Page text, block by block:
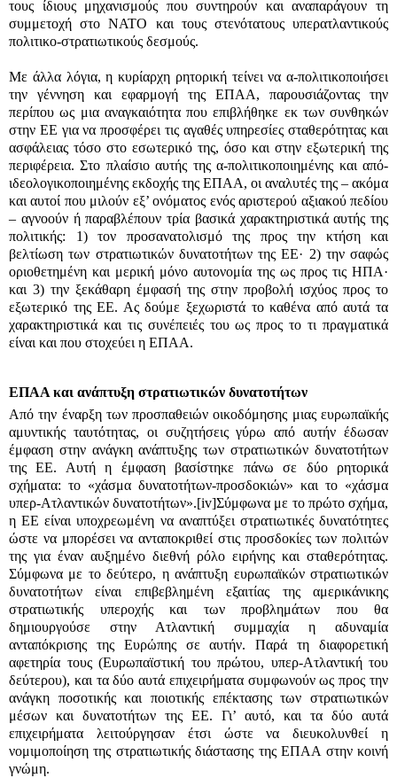
τους ίδιους μηχανισμούς που συντηρούν και αναπαράγουν τη
συμμετοχή στο ΝΑΤΟ και τους στενότατους υπερατλαντικούς
πολιτικο-στρατιωτικούς δεσμούς.
Με άλλα λόγια, η κυρίαρχη ρητορική τείνει να α-πολιτικοποιήσει
την γέννηση και εφαρμογή της ΕΠΑΑ, παρουσιάζοντας την
περίπου ως μια αναγκαιότητα που επιβλήθηκε εκ των συνθηκών
στην ΕΕ για να προσφέρει τις αγαθές υπηρεσίες σταθερότητας και
ασφάλειας τόσο στο εσωτερικό της, όσο και στην εξωτερική της
περιφέρεια. Στο πλαίσιο αυτής της α-πολιτικοποιημένης και από-
ιδεολογικοποιημένης εκδοχής της ΕΠΑΑ, οι αναλυτές της – ακόμα
και αυτοί που μιλούν εξ’ ονόματος ενός αριστερού αξιακού πεδίου
– αγνοούν ή παραβλέπουν τρία βασικά χαρακτηριστικά αυτής της
πολιτικής: 1) τον προσανατολισμό της προς την κτήση και
βελτίωση των στρατιωτικών δυνατοτήτων της ΕΕ· 2) την σαφώς
οριοθετημένη και μερική μόνο αυτονομία της ως προς τις ΗΠΑ·
και 3) την ξεκάθαρη έμφασή της στην προβολή ισχύος προς το
εξωτερικό της ΕΕ. Ας δούμε ξεχωριστά το καθένα από αυτά τα
χαρακτηριστικά και τις συνέπειές του ως προς το τι πραγματικά
είναι και που στοχεύει η ΕΠΑΑ.
ΕΠΑΑ και ανάπτυξη στρατιωτικών δυνατοτήτων
Από την έναρξη των προσπαθειών οικοδόμησης μιας ευρωπαϊκής
αμυντικής ταυτότητας, οι συζητήσεις γύρω από αυτήν έδωσαν
έμφαση στην ανάγκη ανάπτυξης των στρατιωτικών δυνατοτήτων
της ΕΕ. Αυτή η έμφαση βασίστηκε πάνω σε δύο ρητορικά
σχήματα: το «χάσμα δυνατοτήτων-προσδοκιών» και το «χάσμα
υπερ-Ατλαντικών δυνατοτήτων».[iv]Σύμφωνα με το πρώτο σχήμα,
η ΕΕ είναι υποχρεωμένη να αναπτύξει στρατιωτικές δυνατότητες
ώστε να μπορέσει να ανταποκριθεί στις προσδοκίες των πολιτών
της για έναν αυξημένο διεθνή ρόλο ειρήνης και σταθερότητας.
Σύμφωνα με το δεύτερο, η ανάπτυξη ευρωπαϊκών στρατιωτικών
δυνατοτήτων είναι επιβεβλημένη εξαιτίας της αμερικάνικης
στρατιωτικής υπεροχής και των προβλημάτων που θα
δημιουργούσε στην Ατλαντική συμμαχία η αδυναμία
ανταπόκρισης της Ευρώπης σε αυτήν. Παρά τη διαφορετική
αφετηρία τους (Ευρωπαϊστική του πρώτου, υπερ-Ατλαντική του
δεύτερου), και τα δύο αυτά επιχειρήματα συμφωνούν ως προς την
ανάγκη ποσοτικής και ποιοτικής επέκτασης των στρατιωτικών
μέσων και δυνατοτήτων της ΕΕ. Γι’ αυτό, και τα δύο αυτά
επιχειρήματα λειτούργησαν έτσι ώστε να διευκολυνθεί η
νομιμοποίηση της στρατιωτικής διάστασης της ΕΠΑΑ στην κοινή
γνώμη.